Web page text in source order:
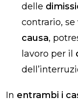
delle
contrario,
causa,
lavoro per il
In entrambi i